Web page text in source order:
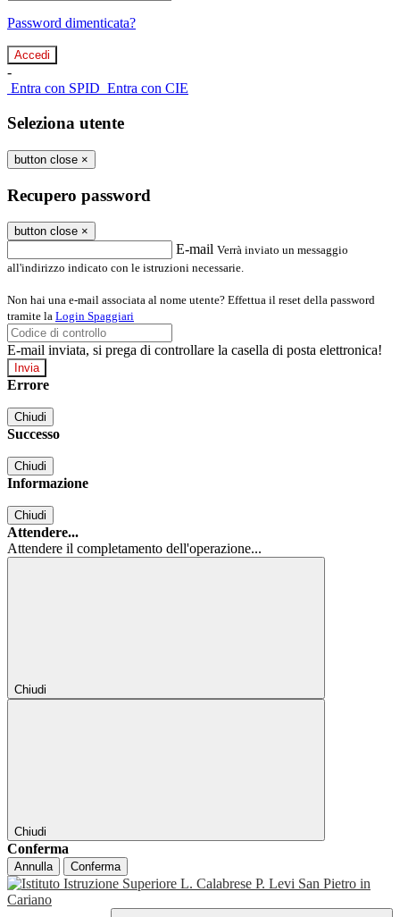
Password dimenticata?
-
Entra con SPID Entra con CIE
Seleziona utente
button close ×
Recupero password
button close ×
E-mail Verrà inviato un messaggio
all'indirizzo indicato con le istruzioni necessarie.
Non hai una e-mail associata al nome utente? Effettua il reset della password
tramite la Login Spaggiari
E-mail inviata, si prega di controllare la casella di posta elettronica!
Errore
Chiudi
Successo
Chiudi
Informazione
Chiudi
Attendere...
Attendere il completamento dell'operazione...
Chiudi
Chiudi
Conferma
Annulla Conferma